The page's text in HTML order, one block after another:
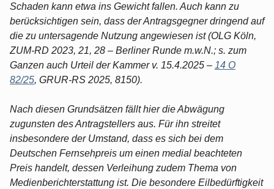
Schaden kann etwa ins Gewicht fallen. Auch kann zu
berücksichtigen sein, dass der Antragsgegner dringend auf
die zu untersagende Nutzung angewiesen ist (OLG Köln,
ZUM-RD 2023, 21, 28 – Berliner Runde m.w.N.; s. zum
Ganzen auch Urteil der Kammer v. 15.4.2025 – 14 O
82/25, GRUR-RS 2025, 8150).
Nach diesen Grundsätzen fällt hier die Abwägung
zugunsten des Antragstellers aus. Für ihn streitet
insbesondere der Umstand, dass es sich bei dem
Deutschen Fernsehpreis um einen medial beachteten
Preis handelt, dessen Verleihung zudem Thema von
Medienberichterstattung ist. Die besondere Eilbedürftigkeit